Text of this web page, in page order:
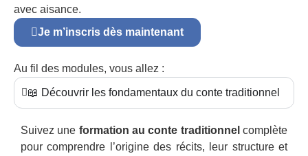
avec aisance.
Je m’inscris dès maintenant
Au fil des modules, vous allez :
📖 Découvrir les fondamentaux du conte traditionnel
Suivez une formation au conte traditionnel complète
pour comprendre l’origine des récits, leur structure et